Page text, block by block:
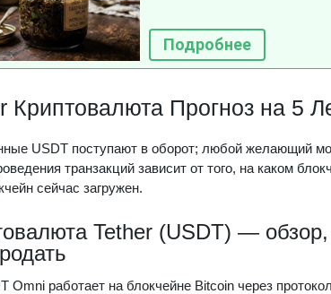
Подробнее
Криптовалюта Прогноз на 5
USDT поступают в оборот; любой желающий
транзакций зависит от того, на каком
сейчас загружен.
Tether (USDT) — обзор,
Omni работает на блокчейне Bitcoin через